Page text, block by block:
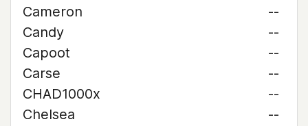
Cameron
--
Candy
--
Capoot
--
Carse
--
CHAD1000x
--
Chelsea
--